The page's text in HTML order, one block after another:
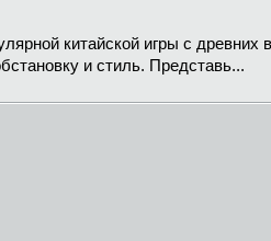
китайской игры с
и стиль. Представь...